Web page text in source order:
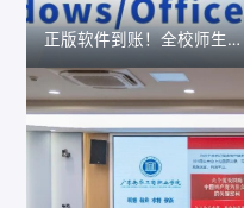
正版软件到账！全校师生请查收，Windows/Office随便用